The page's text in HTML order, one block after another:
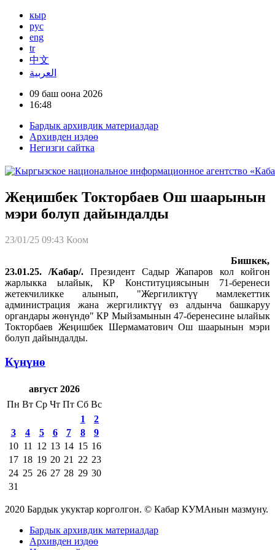
кыр
рус
eng
tr
中文
العربية
09 баш оона 2026
16:48
Бардык архивдик материалдар
Архивден издөө
Негизги сайтка
Жеңишбек Токторбаев Ош шаарынын
мэри болуп дайындалды
23/01/25 09:43 Коом
Бишкек,
23.01.25. /Кабар/. Президент Садыр Жапаров кол койгон
жарлыкка ылайык, КР Конституциясынын 71-беренеси
жетекчиликке алынып, "Жергиликтүү мамлекеттик
администрация жана жергиликтүү өз алдынча башкаруу
органдары жөнүндө" КР Мыйзамынын 47-беренесине ылайык
Токторбаев Жеңишбек Шермаматович Ош шаарынын мэри
болуп дайындалды.
Күнүнө
август 2026
Пн Вт Ср Чт Пт Сб Вс
1
2
3
4 5 6 7 8
9
10 11 12 13 14 15 16
17 18 19 20 21 22 23
24 25 26 27 28 29 30
31
2020 Бардык укуктар корголгон. © Кабар КУМАнын мазмуну.
Бардык архивдик материалдар
Архивден издөө